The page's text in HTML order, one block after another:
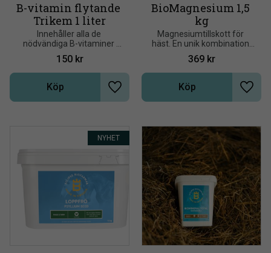
B-vitamin flytande
Trikem 1 liter
Innehåller alla de
nödvändiga B-vitaminer
hästen behöver 1 liter
150kr
Lägg till i önskelista
Köp
BioMagnesium 1,5
kg
Magnesiumtillskott för
häst. En unik kombination
av magnesium och fosfor
som ger en överlägsen
biologisk tillgänglighet
369kr
Lägg
Köp
NYHET